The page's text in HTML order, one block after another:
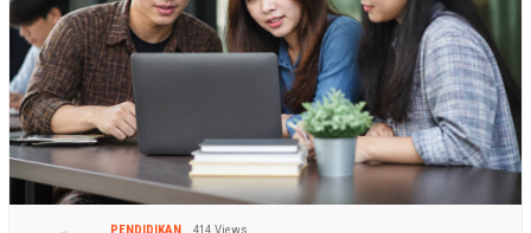
PENDIDIKAN 414 Views